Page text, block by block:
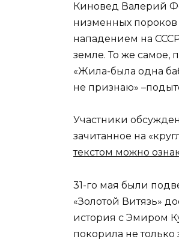
Киновед Валерий
низменных пороков
нападением на
земле. То же самое,
«Жила-была одна
не признаю»
Участники
зачитанное на
текстом можно
31-го мая были
«Золотой Витязь»
история с Эмиром
покорила не